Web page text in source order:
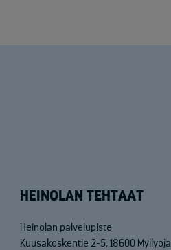
HEINOLAN TEHTAAT
Heinolan palvelupiste
Kuusakoskentie 2-5, 18600 Myllyoja